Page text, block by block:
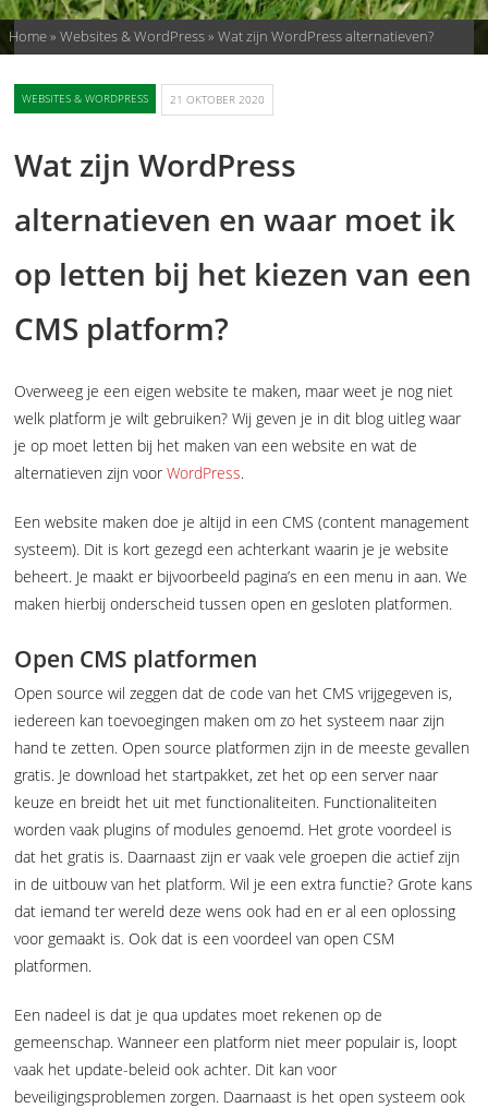
Home» Websites & WordPress» Wat zijn WordPress alternatieven?
WEBSITES & WORDPRESS 21 OKTOBER 2020
Wat zijn WordPress
alternatieven en waar moet ik
op letten bij het kiezen van een
CMS platform?
Overweeg je een eigen website te maken, maar weet je nog niet
welk platform je wilt gebruiken? Wij geven je in dit blog uitleg waar
je op moet letten bij het maken van een website en wat de
alternatieven zijn voorWordPress.
Een website maken doe je altijd in een CMS (content management
systeem). Dit is kort gezegd een achterkant waarin je je website
beheert. Je maakt er bijvoorbeeld pagina’s en een menu in aan. We
maken hierbij onderscheid tussen open en gesloten platformen.
Open CMS platformen
Open source wil zeggen dat de code van het CMS vrijgegeven is,
iedereen kan toevoegingen maken om zo het systeem naar zijn
hand te zetten. Open source platformen zijn in de meeste gevallen
gratis. Je download het startpakket, zet het op een server naar
keuze en breidt het uit met functionaliteiten. Functionaliteiten
worden vaak plugins of modules genoemd. Het grote voordeel is
dat het gratis is. Daarnaast zijn er vaak vele groepen die actief zijn
in de uitbouw van het platform. Wil je een extra functie? Grote kans
dat iemand ter wereld deze wens ook had en er al een oplossing
voor gemaakt is. Ook dat is een voordeel van open CSM
platformen.
Een nadeel is dat je qua updates moet rekenen op de
gemeenschap. Wanneer een platform niet meer populair is, loopt
vaak het update-beleid ook achter. Dit kan voor
beveiligingsproblemen zorgen. Daarnaast is het open systeem ook